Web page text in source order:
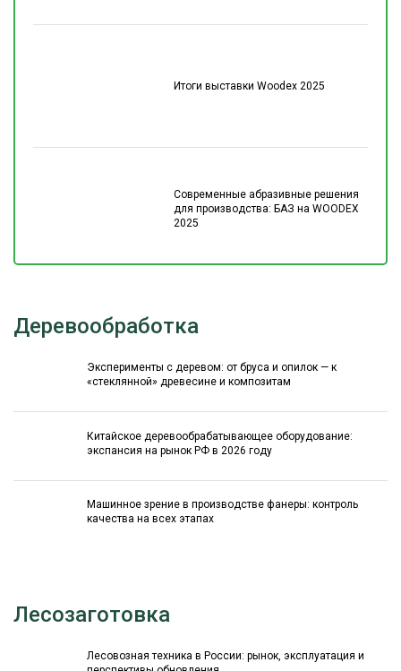
Итоги выставки Woodex 2025
Современные абразивные решения
для производства: БАЗ на WOODEX
2025
Деревообработка
Эксперименты с деревом: от бруса и опилок — к
«стеклянной» древесине и композитам
Китайское деревообрабатывающее оборудование:
экспансия на рынок РФ в 2026 году
Машинное зрение в производстве фанеры: контроль
качества на всех этапах
Лесозаготовка
Лесовозная техника в России: рынок, эксплуатация и